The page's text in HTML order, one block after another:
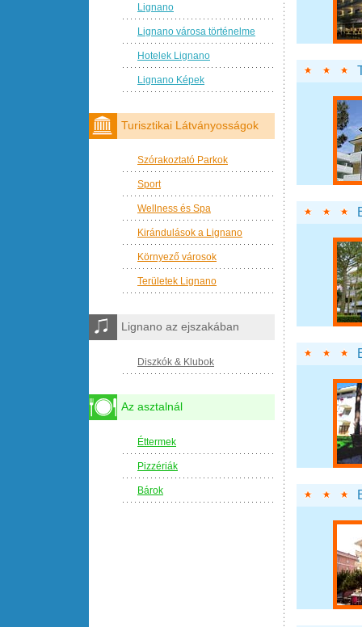
Lignano
Lignano városa történelme
Hotelek Lignano
Lignano Képek
Turisztikai Látványosságok
Szórakoztató Parkok
Sport
Wellness és Spa
Kirándulások a Lignano
Környező városok
Területek Lignano
Lignano az ejszakában
Diszkók & Klubok
Az asztalnál
Éttermek
Pizzériák
Bárok